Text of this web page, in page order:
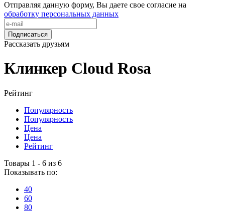
Отправляя данную форму, Вы даете свое согласие на
обработку персональных данных
Подписаться
Рассказать друзьям
Клинкер Cloud Rosa
Рейтинг
Популярность
Популярность
Цена
Цена
Рейтинг
Товары 1 - 6 из 6
Показывать по:
40
60
80